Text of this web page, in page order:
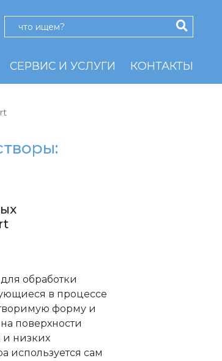
СЕРВИС И УСЛУГИ КОНТАКТЫ
обработки
в процессе
форму и
поверхности
и низких
используется сам